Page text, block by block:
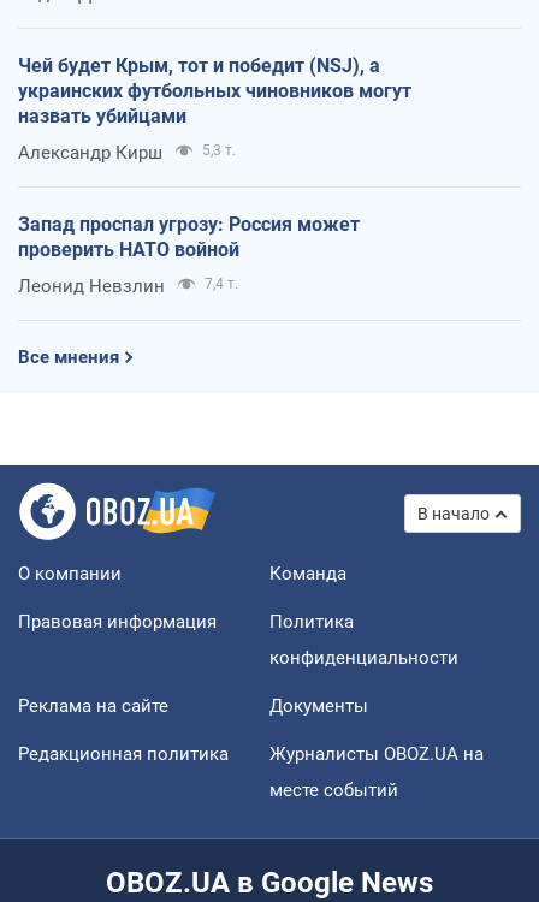
Чей будет Крым, тот и победит (NSJ), а
украинских футбольных чиновников могут
назвать убийцами
Александр Кирш 5,3 т.
Запад проспал угрозу: Россия может
проверить НАТО войной
Леонид Невзлин 7,4 т.
Все мнения
В начало
О компании Команда
Правовая информация
Политика
конфиденциальности
Реклама на сайте Документы
Редакционная политика
Журналисты OBOZ.UA на
месте событий
OBOZ.UA в Google News